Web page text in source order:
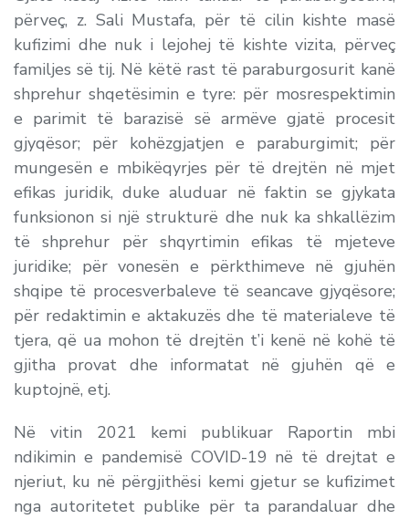
përveç, z. Sali Mustafa, për të cilin kishte masë
kufizimi dhe nuk i lejohej të kishte vizita, përveç
familjes së tij. Në këtë rast të paraburgosurit kanë
shprehur shqetësimin e tyre: për mosrespektimin
e parimit të barazisë së armëve gjatë procesit
gjyqësor; për kohëzgjatjen e paraburgimit; për
mungesën e mbikëqyrjes për të drejtën në mjet
efikas juridik, duke aluduar në faktin se gjykata
funksionon si një strukturë dhe nuk ka shkallëzim
të shprehur për shqyrtimin efikas të mjeteve
juridike; për vonesën e përkthimeve në gjuhën
shqipe të procesverbaleve të seancave gjyqësore;
për redaktimin e aktakuzës dhe të materialeve të
tjera, që ua mohon të drejtën t’i kenë në kohë të
gjitha provat dhe informatat në gjuhën që e
kuptojnë, etj.
Në vitin 2021 kemi publikuar Raportin mbi
ndikimin e pandemisë COVID-19 në të drejtat e
njeriut, ku në përgjithësi kemi gjetur se kufizimet
nga autoritetet publike për ta parandaluar dhe